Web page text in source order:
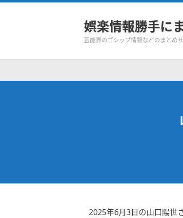
娯楽情報勝手に
芸能界のゴシップ情報などのまとめ
2025年6月3日の山口陽世